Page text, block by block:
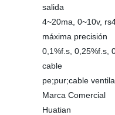
salida
4~20ma, 0~10v,
máxima precisión
0,1%f.s, 0,25%f.s,
cable
pe;pur;cable
Marca Comercial
Huatian